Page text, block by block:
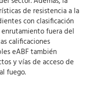
de resistencia a la
con clasificación
fuera del
calificaciones
eABF también
y vías de acceso de
fuego.